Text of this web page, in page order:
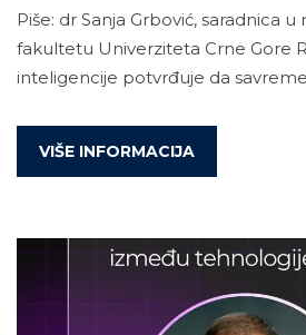
Piše: dr Sanja Grbović, saradnica
fakultetu Univerziteta Crne Gore
inteligencije potvrđuje da
VIŠE INFORMACIJA